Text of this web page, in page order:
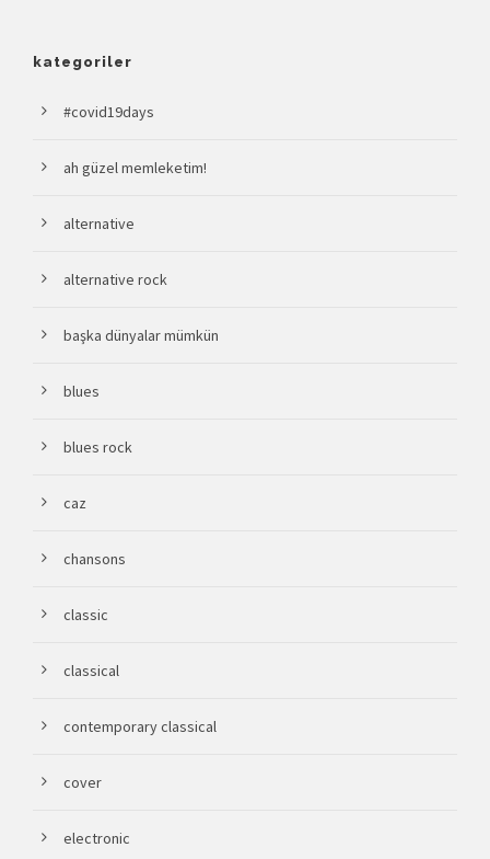
kategoriler
#covid19days
ah güzel memleketim!
alternative
alternative rock
başka dünyalar mümkün
blues
blues rock
caz
chansons
classic
classical
contemporary classical
cover
electronic